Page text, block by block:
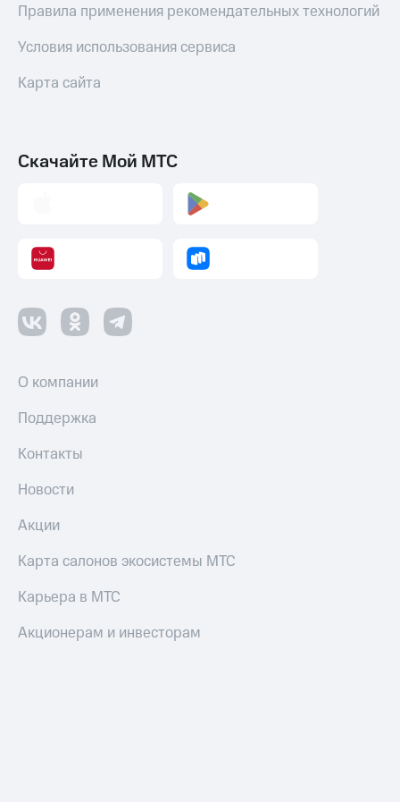
Правила применения рекомендательных технологий
Условия использования сервиса
Карта сайта
Скачайте Мой МТС
О компании
Поддержка
Контакты
Новости
Акции
Карта салонов экосистемы МТС
Карьера в МТС
Акционерам и инвесторам